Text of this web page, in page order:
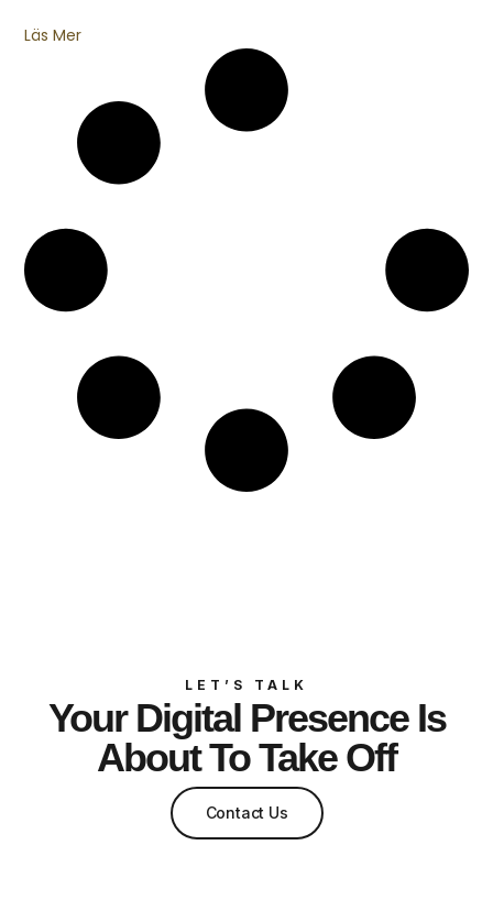
Läs Mer
LET’S TALK
Your Digital Presence Is
About To Take Off
Contact Us